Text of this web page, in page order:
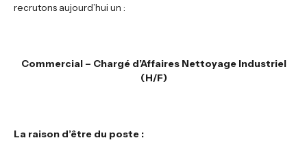
recrutons aujourd’hui un :
Commercial – Chargé d’Affaires Nettoyage Industriel
(H/F)
La raison d’être du poste :